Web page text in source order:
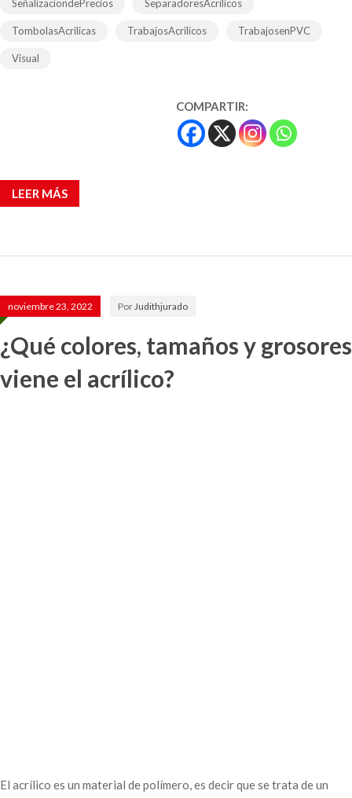
SeñalizaciondePrecios SeparadoresAcrilicos
TombolasAcrilicas TrabajosAcrilicos TrabajosenPVC
Visual
COMPARTIR:
LEER MÁS
noviembre 23, 2022 PorJudithjurado
¿Qué colores, tamaños y grosores
viene el acrílico?
El acrílico es un material de polímero, es decir que se trata de un